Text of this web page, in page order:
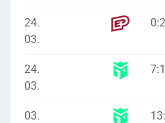
24.
03.
0:2
24.
03.
7:
03.
13: